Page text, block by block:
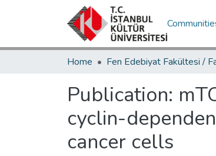
Home
Publication:
cyclin-
cancer cells